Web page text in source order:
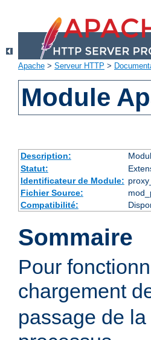
Apache > Serveur HTTP >
Module
Description:
Statut:
Identificateur de Module:
Fichier Source:
Compatibilité:
Sommaire
Pour
chargement
passage de